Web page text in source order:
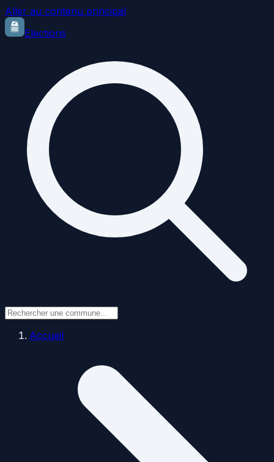
Aller au contenu principal
Elections
Accueil